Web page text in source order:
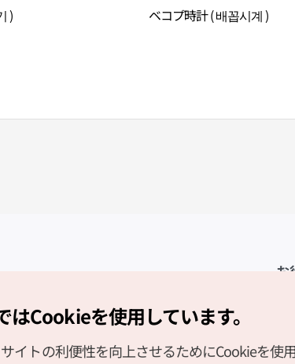
) ベコプ時計 ( 배꼽시계 )
お
観
All Rights Reserved.
ル
はCookieを使用しています。
イトの利便性を向上させるためにCookieを使用